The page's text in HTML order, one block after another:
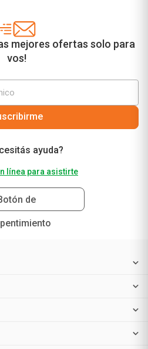
mejores ofertas solo para
vos!
ayuda?
línea para asistirte
de